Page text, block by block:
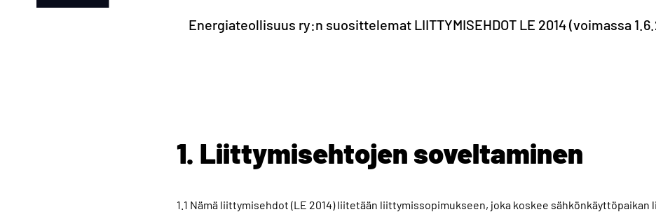
Energiateollisuus ry:n suosittelemat LIITTYMISEHDOT LE 2014 (voimassa
1. Liittymisehtojen soveltaminen
1.1 Nämä liittymisehdot (LE 2014) liitetään liittymissopimukseen, joka koskee sähkönkäyttöpaikan